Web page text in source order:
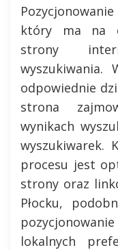
który ma na
strony
wyszukiwania.
odpowiednie
strona
wynikach
wyszukiwarek.
procesu jest
strony oraz
Płocku,
lokalnych